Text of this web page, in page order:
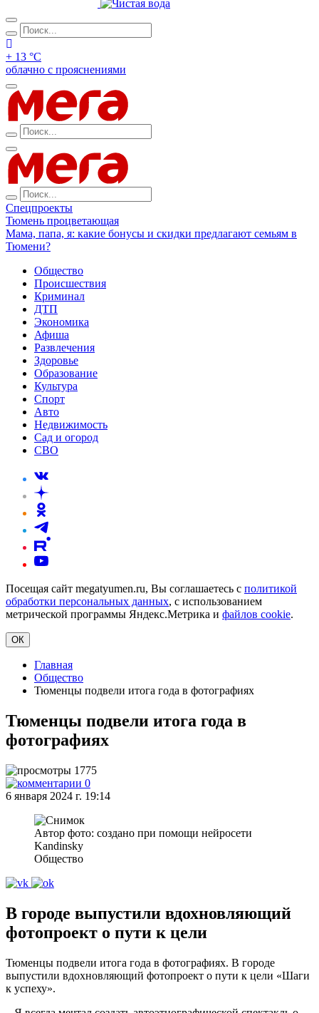
+ 13 °С
облачно с прояснениями
Спецпроекты
Тюмень процветающая
Мама, папа, я: какие бонусы и скидки предлагают семьям в
Тюмени?
Общество
Происшествия
Криминал
ДТП
Экономика
Афиша
Развлечения
Здоровье
Образование
Культура
Спорт
Авто
Недвижимость
Сад и огород
СВО
Посещая сайт megatyumen.ru, Вы соглашаетесь с политикой
обработки персональных данных, с использованием
метрической программы Яндекс.Метрика и файлов cookie.
ОК
Главная
Общество
Тюменцы подвели итога года в фотографиях
Тюменцы подвели итога года в
фотографиях
1775
0
6 января 2024 г. 19:14
Автор фото: создано при помощи нейросети
Kandinsky
Общество
В городе выпустили вдохновляющий
фотопроект о пути к цели
Тюменцы подвели итога года в фотографиях. В городе
выпустили вдохновляющий фотопроект о пути к цели «Шаги
к успеху».